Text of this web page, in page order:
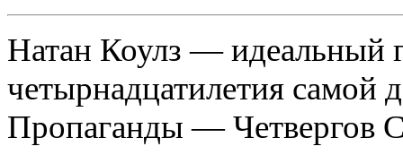
Натан Коулз — идеальный
четырнадцатиле­тия самой
Пропаганды — Четвергов